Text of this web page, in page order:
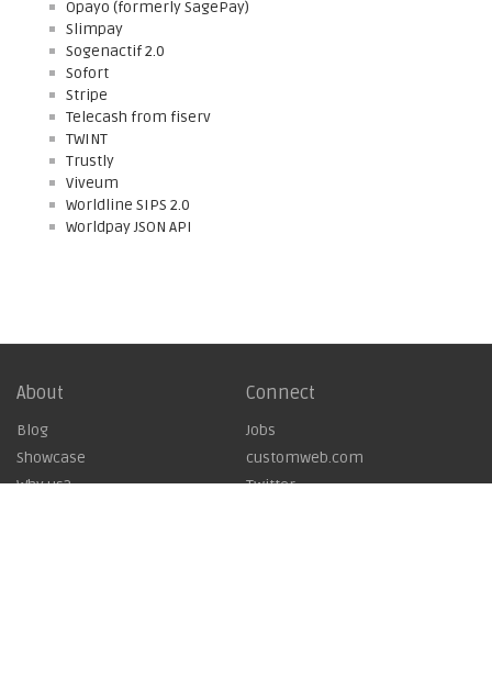
Opayo (formerly SagePay)
Slimpay
Sogenactif 2.0
Sofort
Stripe
Telecash from fiserv
TWINT
Trustly
Viveum
Worldline SIPS 2.0
Worldpay JSON API
About
Blog
Showcase
Why us?
Connect
Jobs
customweb.com
Twitter